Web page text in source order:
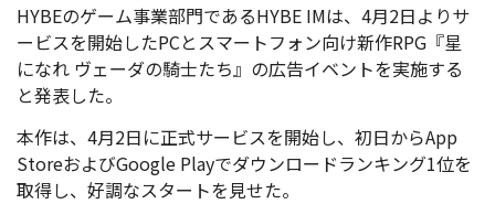
HYBEのゲーム事業部門であるHYBE IMは、4月2日よりサ
ービスを開始したPCとスマートフォン向け新作RPG『星
になれ ヴェーダの騎士たち』の広告イベントを実施する
と発表した。
本作は、4月2日に正式サービスを開始し、初日からApp
StoreおよびGoogle Playでダウンロードランキング1位を
取得し、好調なスタートを見せた。